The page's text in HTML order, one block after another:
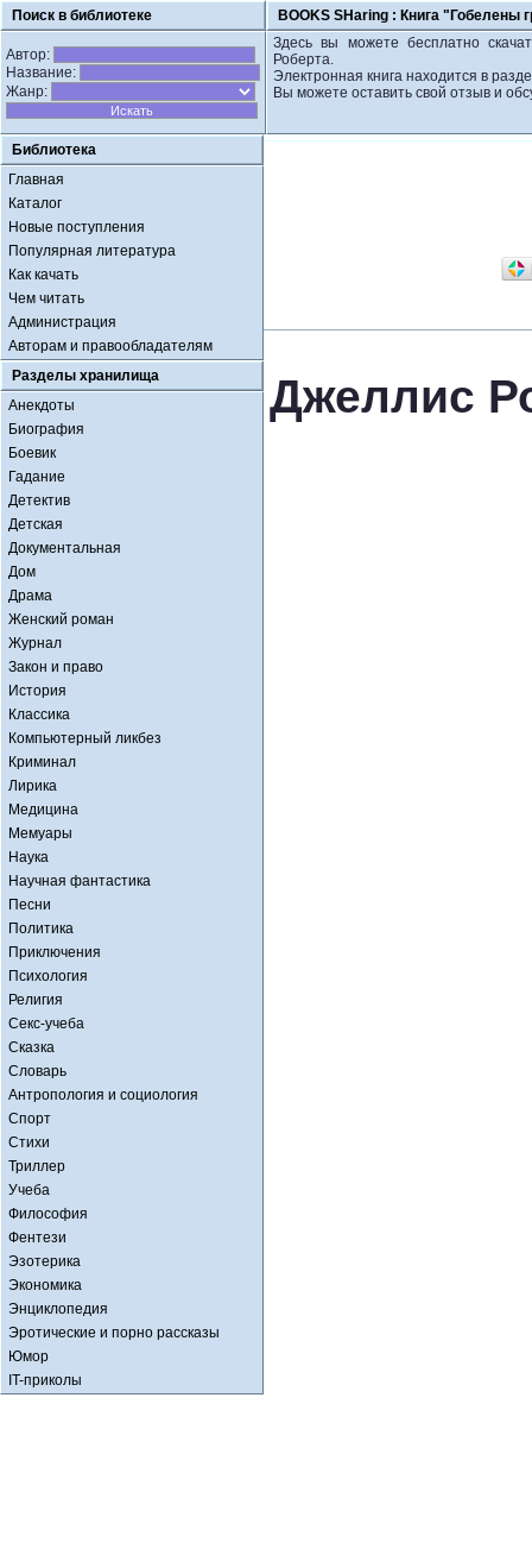
Поиск в библиотеке BOOKS SHaring : Книга "Гобелены
Автор:
Название:
Жанр:
Здесь вы можете бесплатно
Роберта.
Электронная книга находится в
Вы можете оставить свой отзыв и
Библиотека
Главная
Каталог
Новые поступления
Популярная литература
Как качать
Чем читать
Администрация
Авторам и правообладателям
Разделы хранилища
Анекдоты
Биография
Боевик
Гадание
Детектив
Детская
Документальная
Дом
Драма
Женский роман
Журнал
Закон и право
История
Классика
Компьютерный ликбез
Криминал
Лирика
Медицина
Мемуары
Наука
Научная фантастика
Песни
Политика
Приключения
Психология
Религия
Секс-учеба
Сказка
Словарь
Антропология и социология
Спорт
Стихи
Триллер
Учеба
Философия
Фентези
Эзотерика
Экономика
Энциклопедия
Эротические и порно рассказы
Юмор
IT-приколы
Джеллис